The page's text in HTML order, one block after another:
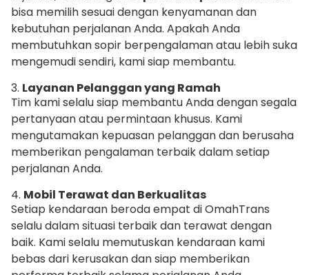
bisa memilih sesuai dengan kenyamanan dan
kebutuhan perjalanan Anda. Apakah Anda
membutuhkan sopir berpengalaman atau lebih suka
mengemudi sendiri, kami siap membantu.
3. Layanan Pelanggan yang Ramah
Tim kami selalu siap membantu Anda dengan segala
pertanyaan atau permintaan khusus. Kami
mengutamakan kepuasan pelanggan dan berusaha
memberikan pengalaman terbaik dalam setiap
perjalanan Anda.
4. Mobil Terawat dan Berkualitas
Setiap kendaraan beroda empat di OmahTrans
selalu dalam situasi terbaik dan terawat dengan
baik. Kami selalu memutuskan kendaraan kami
bebas dari kerusakan dan siap memberikan